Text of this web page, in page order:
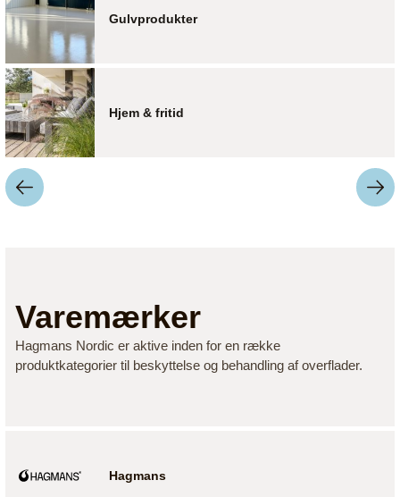
Gulvprodukter
Hjem & fritid
Varemærker
Hagmans Nordic er aktive inden for en række
produktkategorier til beskyttelse og behandling af overflader.
Hagmans